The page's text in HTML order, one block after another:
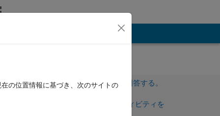
サインインしてこの質問に回答する。
サインインしてアクティビティを
の位置情報に基づき、次のサイトの